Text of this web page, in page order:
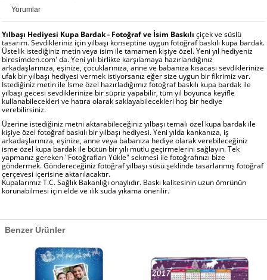
Yorumlar
Yılbaşı Hediyesi Kupa Bardak - Fotoğraf ve İsim Baskılı çiçek ve süslü
tasarım. Sevdikleriniz için yılbaşı konseptine uygun fotoğraf baskılı kupa bardak.
Üstelik istediğiniz metin veya isim ile tamamen kişiye özel. Yeni yıl hediyeniz
biresimden.com' da. Yeni yılı birlikte karşılamaya hazırlandığınız
arkadaşlarınıza, eşinize, çocuklarınıza, anne ve babanıza kısacası sevdiklerinize
ufak bir yılbaşı hediyesi vermek istiyorsanız eğer size uygun bir fikrimiz var.
İstediğiniz metin ile İsme özel hazırladığımız fotoğraf baskılı kupa bardak ile
yılbaşı gecesi sevdiklerinize bir süpriz yapabilir, tüm yıl boyunca keyifle
kullanabilecekleri ve hatıra olarak saklayabilecekleri hoş bir hediye
verebilirsiniz.
Üzerine istediğiniz metni aktarabileceğiniz yılbaşı temalı özel kupa bardak ile
kişiye özel fotoğraf baskılı bir yılbaşı hediyesi. Yeni yılda kankanıza, iş
arkadaşlarınıza, eşinize, anne veya babanıza hediye olarak verebileceğiniz
isme özel kupa bardak ile bütün bir yılı mutlu geçirmelerini sağlayın. Tek
yapmanız gereken "Fotoğrafları Yükle" sekmesi ile fotoğrafınızı bize
göndermek. Göndereceğiniz fotoğraf yılbaşı süsü şeklinde tasarlanmış fotoğraf
çerçevesi içerisine aktarılacaktır.
Kupalarımız T.C. Sağlık Bakanlığı onaylıdır. Baskı kalitesinin uzun ömrünün
korunabilmesi için elde ve ılık suda yıkama önerilir.
Benzer Ürünler